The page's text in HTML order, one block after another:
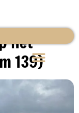
het
139)